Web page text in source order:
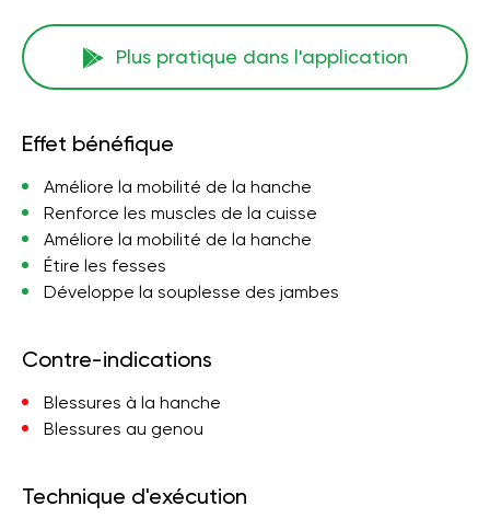
Plus pratique dans l'application
Effet bénéfique
Améliore la mobilité de la hanche
Renforce les muscles de la cuisse
Améliore la mobilité de la hanche
Étire les fesses
Développe la souplesse des jambes
Contre-indications
Blessures à la hanche
Blessures au genou
Technique d'exécution